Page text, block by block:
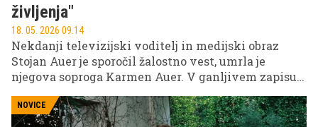
življenja"
18. 05. 2026 09.14
Nekdanji televizijski voditelj in medijski obraz
Stojan Auer je sporočil žalostno vest, umrla je
njegova soproga Karmen Auer. V ganljivem zapisu
številnih sledilcev in prijateljev družine.
NOVICE